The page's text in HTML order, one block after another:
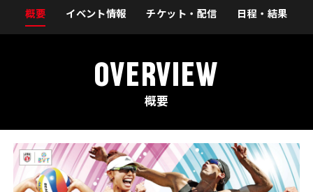
概要 イベント情報 チケット・配信 日程・結果
OVERVIEW
概要